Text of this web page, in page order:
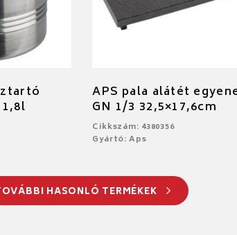
APS pala alátét
GN 1/3 32,5×17,6cm
Cikkszám: 4380356
Gyártó: Aps
HASONLÓ TERMÉKEK